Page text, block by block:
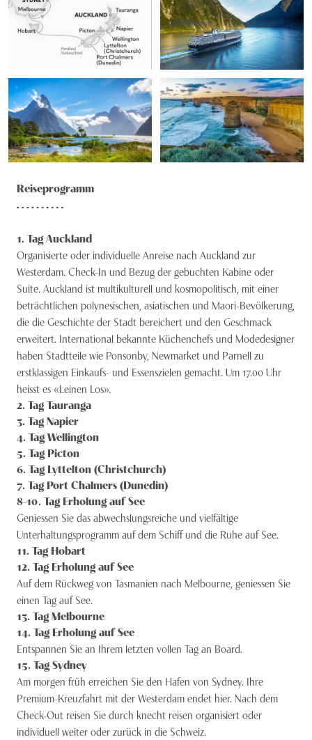
Reiseprogramm
1. TagAuckland
Organisierte oder individuelle Anreise nach Auckland zur
Westerdam. Check-In und Bezug der gebuchten Kabine oder
Suite. Auckland ist multikulturell und kosmopolitisch, mit einer
beträchtlichen polynesischen, asiatischen und Maori-Bevölkerung,
die die Geschichte der Stadt bereichert und den Geschmack
erweitert. International bekannte Küchenchefs und Modedesigner
haben Stadtteile wie Ponsonby, Newmarket und Parnell zu
erstklassigen Einkaufs- und Essenszielen gemacht. Um 17.00 Uhr
heisst es «Leinen Los».
2. TagTauranga
3. TagNapier
4. TagWellington
5. Tag Picton
6. Tag Lyttelton (Christchurch)
7. Tag Port Chalmers (Dunedin)
8-10. Tag Erholung auf See
Geniessen Sie das abwechslungsreiche und vielfältige
Unterhaltungsprogramm auf dem Schiff und die Ruhe auf See.
11. Tag Hobart
12. Tag Erholung auf See
Auf dem Rückweg von Tasmanien nach Melbourne, geniessen Sie
einen Tag auf See.
13. TagMelbourne
14. Tag Erholung auf See
Entspannen Sie an Ihrem letzten vollen Tag an Board.
15. TagSydney
Am morgen früh erreichen Sie den Hafen von Sydney. Ihre
Premium-Kreuzfahrt mit der Westerdam endet hier. Nach dem
Check-Out reisen Sie durch knecht reisen organisiert oder
individuell weiter oder zurück in die Schweiz.